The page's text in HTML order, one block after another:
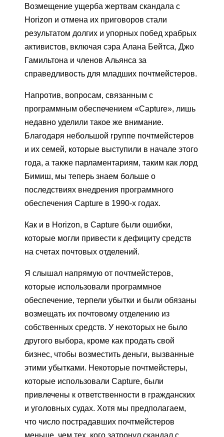
Возмещение ущерба жертвам скандала с
Horizon и отмена их приговоров стали
результатом долгих и упорных побед храбрых
активистов, включая сэра Алана Бейтса, Джо
Гамильтона и членов Альянса за
справедливость для младших почтмейстеров.
Напротив, вопросам, связанным с
программным обеспечением «Capture», лишь
недавно уделили такое же внимание.
Благодаря небольшой группе почтмейстеров
и их семей, которые выступили в начале этого
года, а также парламентариям, таким как лорд
Бимиш, мы теперь знаем больше о
последствиях внедрения программного
обеспечения Capture в 1990-х годах.
Как и в Horizon, в Capture были ошибки,
которые могли привести к дефициту средств
на счетах почтовых отделений.
Я слышал напрямую от почтмейстеров,
которые использовали программное
обеспечение, терпели убытки и были обязаны
возмещать их почтовому отделению из
собственных средств. У некоторых не было
другого выбора, кроме как продать свой
бизнес, чтобы возместить деньги, вызванные
этими убытками. Некоторые почтмейстеры,
которые использовали Capture, были
привлечены к ответственности в гражданских
и уголовных судах. Хотя мы предполагаем,
что число пострадавших почтмейстеров